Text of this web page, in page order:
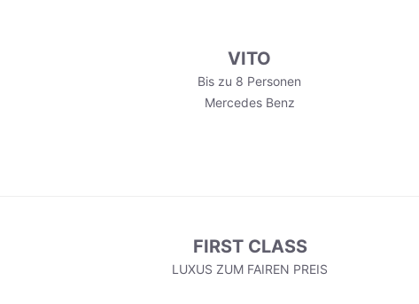
VITO
Bis zu 8 Personen
Mercedes Benz
FIRST CLASS
LUXUS ZUM FAIREN PREIS